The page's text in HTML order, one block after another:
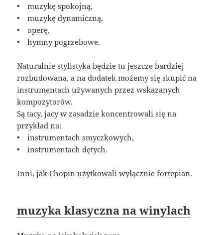
• muzykę spokojną,
• muzykę dynamiczną,
• operę,
• hymny pogrzebowe.
Naturalnie stylistyka będzie tu jeszcze bardziej
rozbudowana, a na dodatek możemy się skupić na
instrumentach używanych przez wskazanych
kompozytorów.
Są tacy, jacy w zasadzie koncentrowali się na
przykład na:
• instrumentach smyczkowych,
• instrumentach dętych.
Inni, jak Chopin użytkowali wyłącznie fortepian.
muzyka klasyczna na winylach